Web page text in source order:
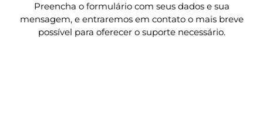
Preencha o formulário com seus dados e sua
mensagem, e entraremos em contato o mais breve
possível para oferecer o suporte necessário.